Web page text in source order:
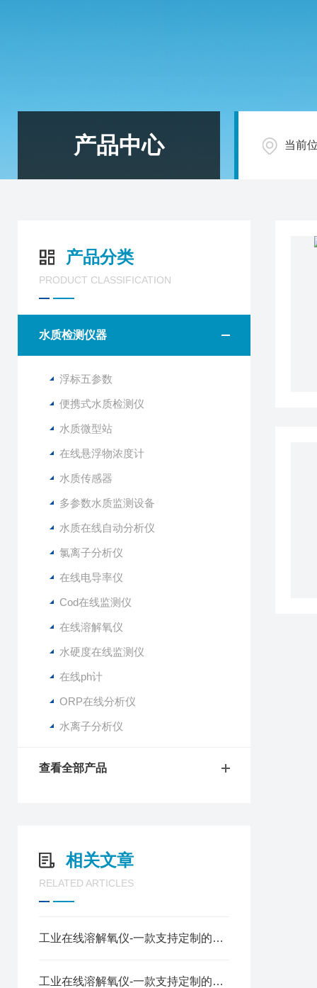
产品中心 当前
产品分类
PRODUCT CLASSIFICATION
水质检测仪器
浮标五参数
便携式水质检测仪
水质微型站
在线悬浮物浓度计
水质传感器
多参数水质监测设备
水质在线自动分析仪
氯离子分析仪
在线电导率仪
Cod在线监测仪
在线溶解氧仪
水硬度在线监测仪
在线ph计
ORP在线分析仪
水离子分析仪
查看全部产品
相关文章
RELATED ARTICLES
工业在线溶解氧仪-一款支持定制的在线溶氧测定仪@2026动态已更新
工业在线溶解氧仪-一款支持定制的荧光法溶解氧在线分析仪@2026已更新